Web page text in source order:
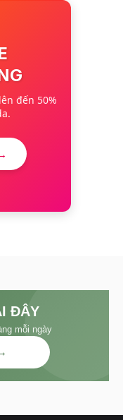
đến 50%
ĐÂY
mỗi ngày